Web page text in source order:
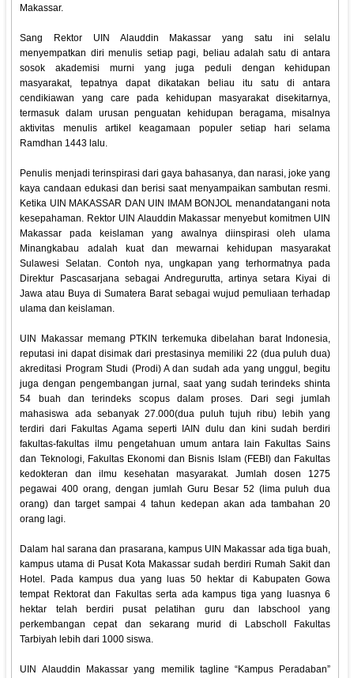
Makassar.
Sang Rektor UIN Alauddin Makassar yang satu ini selalu
menyempatkan diri menulis setiap pagi, beliau adalah satu di antara
sosok akademisi murni yang juga peduli dengan kehidupan
masyarakat, tepatnya dapat dikatakan beliau itu satu di antara
cendikiawan yang care pada kehidupan masyarakat disekitarnya,
termasuk dalam urusan penguatan kehidupan beragama, misalnya
aktivitas menulis artikel keagamaan populer setiap hari selama
Ramdhan 1443 lalu.
Penulis menjadi terinspirasi dari gaya bahasanya, dan narasi, joke yang
kaya candaan edukasi dan berisi saat menyampaikan sambutan resmi.
Ketika UIN MAKASSAR DAN UIN IMAM BONJOL menandatangani nota
kesepahaman. Rektor UIN Alauddin Makassar menyebut komitmen UIN
Makassar pada keislaman yang awalnya diinspirasi oleh ulama
Minangkabau adalah kuat dan mewarnai kehidupan masyarakat
Sulawesi Selatan. Contoh nya, ungkapan yang terhormatnya pada
Direktur Pascasarjana sebagai Andregurutta, artinya setara Kiyai di
Jawa atau Buya di Sumatera Barat sebagai wujud pemuliaan terhadap
ulama dan keislaman.
UIN Makassar memang PTKIN terkemuka dibelahan barat Indonesia,
reputasi ini dapat disimak dari prestasinya memiliki 22 (dua puluh dua)
akreditasi Program Studi (Prodi) A dan sudah ada yang unggul, begitu
juga dengan pengembangan jurnal, saat yang sudah terindeks shinta
54 buah dan terindeks scopus dalam proses. Dari segi jumlah
mahasiswa ada sebanyak 27.000(dua puluh tujuh ribu) lebih yang
terdiri dari Fakultas Agama seperti IAIN dulu dan kini sudah berdiri
fakultas-fakultas ilmu pengetahuan umum antara lain Fakultas Sains
dan Teknologi, Fakultas Ekonomi dan Bisnis Islam (FEBI) dan Fakultas
kedokteran dan ilmu kesehatan masyarakat. Jumlah dosen 1275
pegawai 400 orang, dengan jumlah Guru Besar 52 (lima puluh dua
orang) dan target sampai 4 tahun kedepan akan ada tambahan 20
orang lagi.
Dalam hal sarana dan prasarana, kampus UIN Makassar ada tiga buah,
kampus utama di Pusat Kota Makassar sudah berdiri Rumah Sakit dan
Hotel. Pada kampus dua yang luas 50 hektar di Kabupaten Gowa
tempat Rektorat dan Fakultas serta ada kampus tiga yang luasnya 6
hektar telah berdiri pusat pelatihan guru dan labschool yang
perkembangan cepat dan sekarang murid di Labscholl Fakultas
Tarbiyah lebih dari 1000 siswa.
UIN Alauddin Makassar yang memilik tagline “Kampus Peradaban”